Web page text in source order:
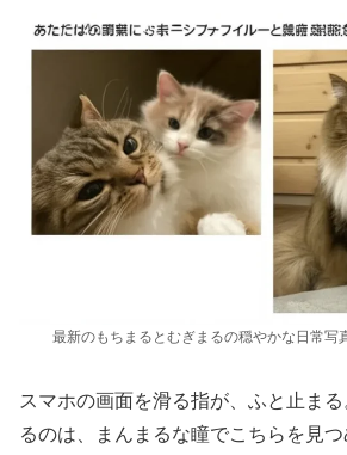
最新のもちまるとむぎまるの穏やかな日常写
スマホの画面を滑る指が、ふと止ま
るのは、まんまるな瞳でこちらを見